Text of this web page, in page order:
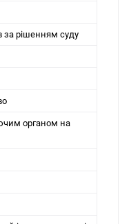
за рішенням суду
органом на